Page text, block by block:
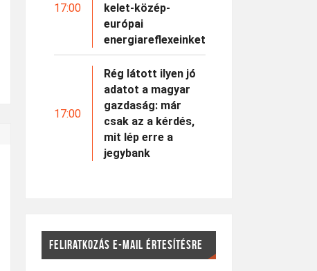
17:00
kelet-közép-
európai
energiareflexeinket
17:00
Rég látott ilyen jó
adatot a magyar
gazdaság: már
csak az a kérdés,
mit lép erre a
jegybank
FELIRATKOZÁS E-MAIL ÉRTESÍTÉSRE